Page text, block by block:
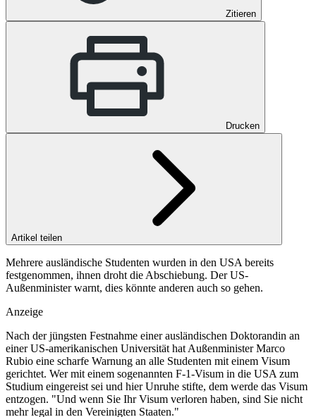
Zitieren
Drucken
Artikel teilen
Mehrere ausländische Studenten wurden in den USA bereits
festgenommen, ihnen droht die Abschiebung. Der US-
Außenminister warnt, dies könnte anderen auch so gehen.
Anzeige
Nach der jüngsten Festnahme einer ausländischen Doktorandin an
einer US-amerikanischen Universität hat Außenminister Marco
Rubio eine scharfe Warnung an alle Studenten mit einem Visum
gerichtet. Wer mit einem sogenannten F-1-Visum in die USA zum
Studium eingereist sei und hier Unruhe stifte, dem werde das Visum
entzogen. "Und wenn Sie Ihr Visum verloren haben, sind Sie nicht
mehr legal in den Vereinigten Staaten."